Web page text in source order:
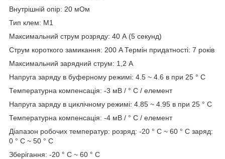
Внутрішній опір: 20 мОм
Тип клем: M1
Максимальний струм розряду: 40 А (5 секунд)
Струм короткого замикання: 200 A Термін придатності: 7 років
Максимальний зарядний струм: 1,2 A
Напруга заряду в буферному режимі: 4.5 ~ 4.6 в при 25 ° С
Температурна компенсація: -3 мВ / ° C / елемент
Напруга заряду в циклічному режимі: 4.85 ~ 4.95 в при 25 ° С
Температурна компенсація: -4 мВ / ° C / елемент
Діапазон робочих температур: розряд: -20 ° C ~ 60 ° C заряд:
0 ° C ~ 50 ° C
Зберігання: -20 ° C ~ 60 ° C